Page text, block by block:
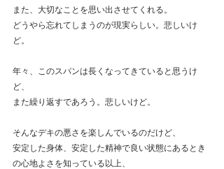
また、大切なことを思い出させてくれる。
どうやら忘れてしまうのが現実らしい。悲しいけ
ど。
年々、このスパンは長くなってきていると思うけ
ど、
また繰り返すであろう。悲しいけど。
そんなデキの悪さを楽しんでいるのだけど、
安定した身体、安定した精神で良い状態にあるとき
の心地よさを知っている以上、